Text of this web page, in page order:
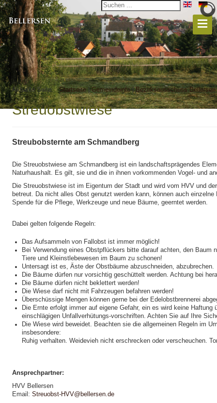
Aktuelle Seite: Startseite Gemeindeinfo | Bezirksausschuss Bellersen
Streuobstwiese
Streubobsternte am Schmandberg
Die Streuobstwiese am Schmandberg ist ein landschaftsprägendes
Naturhaushalt. Es gilt, sie und die in ihnen vorkommenden Vogel- und
Die Streuobstwiese ist im Eigentum der Stadt und wird vom HVV und
betreut. Da nicht alles Obst genutzt werden kann, können auch
Spende für die Pflege, Werkzeuge und neue Bäume, geerntet werden.
Dabei gelten folgende Regeln:
Das Aufsammeln von Fallobst ist immer möglich!
Bei Verwendung eines Obstpflückers bitte darauf achten, den Baum
Tiere und Kleinstlebewesen im Baum zu schonen!
Untersagt ist es, Äste der Obstbäume abzuschneiden, abzubrechen.
Die Bäume dürfen nur vorsichtig geschüttelt werden. Achtung bei
Die Bäume dürfen nicht beklettert werden!
Die Wiese darf nicht mit Fahrzeugen befahren werden!
Überschüssige Mengen können gerne bei der Edelobstbrennerei
Die Ernte erfolgt immer auf eigene Gefahr, ein es wird keine Haftung
einschlägigen Unfallverhütungs-vorschriften. Achten Sie auf Ihre
Die Wiese wird beweidet. Beachten sie die allgemeinen Regeln im
insbesondere:
Ruhig verhalten. Weidevieh nicht erschrecken oder verscheuchen.
Ansprechpartner:
HVV Bellersen
Email: Streuobst-HVV@bellersen.de